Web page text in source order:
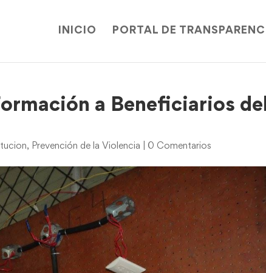
INICIO PORTAL DE
a Beneficiarios
, Prevención de la Violencia 0 Comentarios